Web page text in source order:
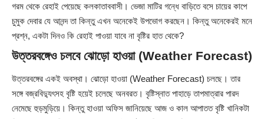
গরম থেকে রেহাই পেয়েছে কলকাতাববাসী। ভেজা মাটির গন্ধে বাড়িতে বসে চায়ের কাপে
চুমুক দেবার যে আনন্দ তা কিন্তু এখন অনেকেই উপভোগ করছেন। কিন্তু অনেকেরই মনে
প্রশ্ন, একটা দিনও কি রেহাই পাওয়া যাবে না বৃষ্টির হাত থেকে?
উত্তরবঙ্গেও চলবে ঝোড়ো হাওয়া (Weather Forecast)
উত্তরবঙ্গের একই অবস্থা। ঝোড়ো হাওয়া (Weather Forecast) চলছে। তার
সঙ্গে বজ্রবিদ্যুৎসহ বৃষ্টি হয়েই চলেছে অনবরত। বৃষ্টিস্নাত পাহাড়ে তাপমাত্রার পারদ
নেমেছে হুড়মুড়িয়ে। কিন্তু হাওয়া অফিস জানিয়েছে আজ ও কাল আপাতত বৃষ্টি খানিকটা